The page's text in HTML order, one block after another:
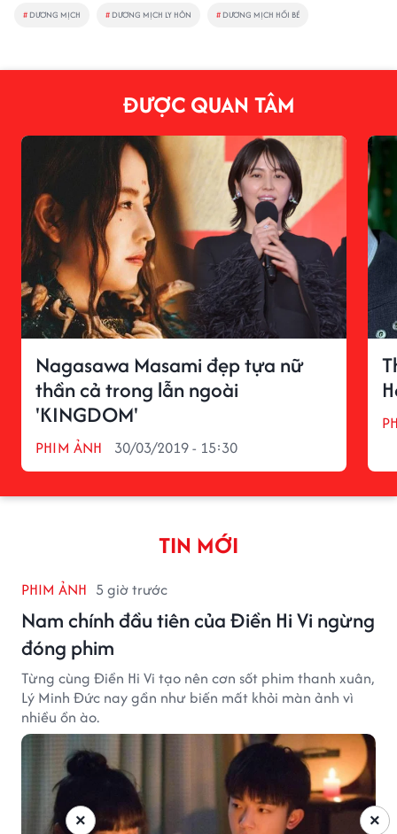
# DƯƠNG MỊCH # DƯƠNG MỊCH LY HÔN # DƯƠNG MỊCH HỒI BÉ
ĐƯỢC QUAN TÂM
Nagasawa Masami đẹp tựa nữ
thần cả trong lẫn ngoài
'KINGDOM'
PHIM ẢNH 30/03/2019 - 15:30
TIN MỚI
PHIM ẢNH 5 giờ trước
Nam chính đầu tiên của Điền Hi Vi ngừng
đóng phim
Từng cùng Điền Hi Vi tạo nên cơn sốt phim thanh xuân,
Lý Minh Đức nay gần như biến mất khỏi màn ảnh vì
nhiều ồn ào.
×
×